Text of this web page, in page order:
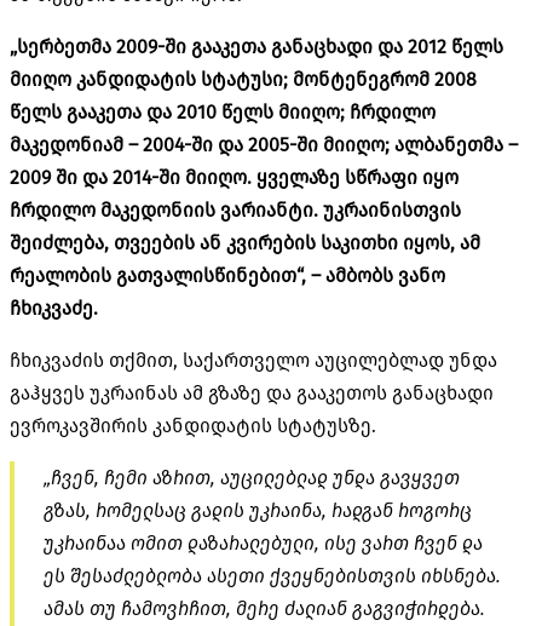
„სერბეთმა 2009-ში გააკეთა განაცხადი და 2012 წელს
მიიღო კანდიდატის სტატუსი; მონტენეგრომ 2008
წელს გააკეთა და 2010 წელს მიიღო; ჩრდილო
მაკედონიამ – 2004-ში და 2005-ში მიიღო; ალბანეთმა –
2009 ში და 2014-ში მიიღო. ყველაზე სწრაფი იყო
ჩრდილო მაკედონიის ვარიანტი. უკრაინისთვის
შეიძლება, თვეების ან კვირების საკითხი იყოს, ამ
რეალობის გათვალისწინებით“, – ამბობს ვანო
ჩხიკვაძე.
ჩხიკვაძის თქმით, საქართველო აუცილებლად უნდა
გაჰყვეს უკრაინას ამ გზაზე და გააკეთოს განაცხადი
ევროკავშირის კანდიდატის სტატუსზე.
„ჩვენ, ჩემი აზრით, აუცილებლად უნდა გავყვეთ
გზას, რომელსაც გადის უკრაინა, რადგან როგორც
უკრაინაა ომით დაზარალებული, ისე ვართ ჩვენ და
ეს შესაძლებლობა ასეთი ქვეყნებისთვის იხსნება.
ამას თუ ჩამოვრჩით, მერე ძალიან გაგვიჭირდება.